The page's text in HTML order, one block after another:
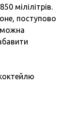
мілілітрів.
поступово
можна